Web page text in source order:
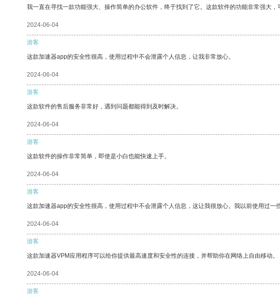
我一直在寻找一款功能强大、操作简单的办公软件，终于找到了它。这款软件的功能非常强大
2024-06-04
游客
这款加速器app的安全性很高，使用过程中不会泄露个人信息，让我非常放心。
2024-06-04
游客
这款软件的售后服务非常好，遇到问题都能得到及时解决。
2024-06-04
游客
这款软件的操作非常简单，即使是小白也能快速上手。
2024-06-04
游客
这款加速器app的安全性很高，使用过程中不会泄露个人信息，这让我很放心。我以前使用过一
2024-06-04
游客
这款加速器VPM应用程序可以给你提供最高速度和安全性的连接，并帮助你在网络上自由移动。
2024-06-04
游客